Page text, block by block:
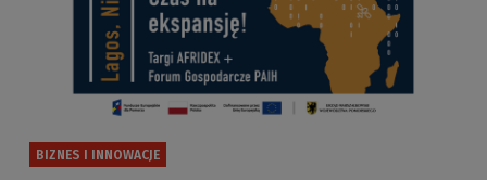
BIZNES I INNOWACJE